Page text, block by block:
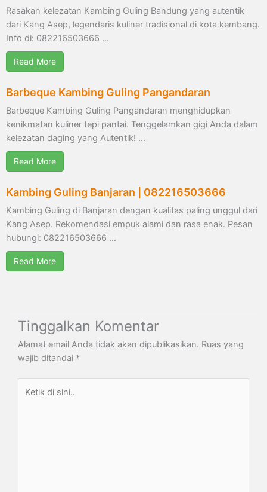
Rasakan kelezatan Kambing Guling Bandung yang autentik
dari Kang Asep, legendaris kuliner tradisional di kota kembang.
Info di: 082216503666 …
Read More
Barbeque Kambing Guling Pangandaran
Barbeque Kambing Guling Pangandaran menghidupkan
kenikmatan kuliner tepi pantai. Tenggelamkan gigi Anda dalam
kelezatan daging yang Autentik! …
Read More
Kambing Guling Banjaran | 082216503666
Kambing Guling di Banjaran dengan kualitas paling unggul dari
Kang Asep. Rekomendasi empuk alami dan rasa enak. Pesan
hubungi: 082216503666 …
Read More
Tinggalkan Komentar
Alamat email Anda tidak akan dipublikasikan. Ruas yang
wajib ditandai *